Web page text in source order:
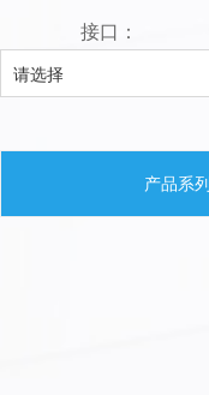
接口：
请选择
产品系列